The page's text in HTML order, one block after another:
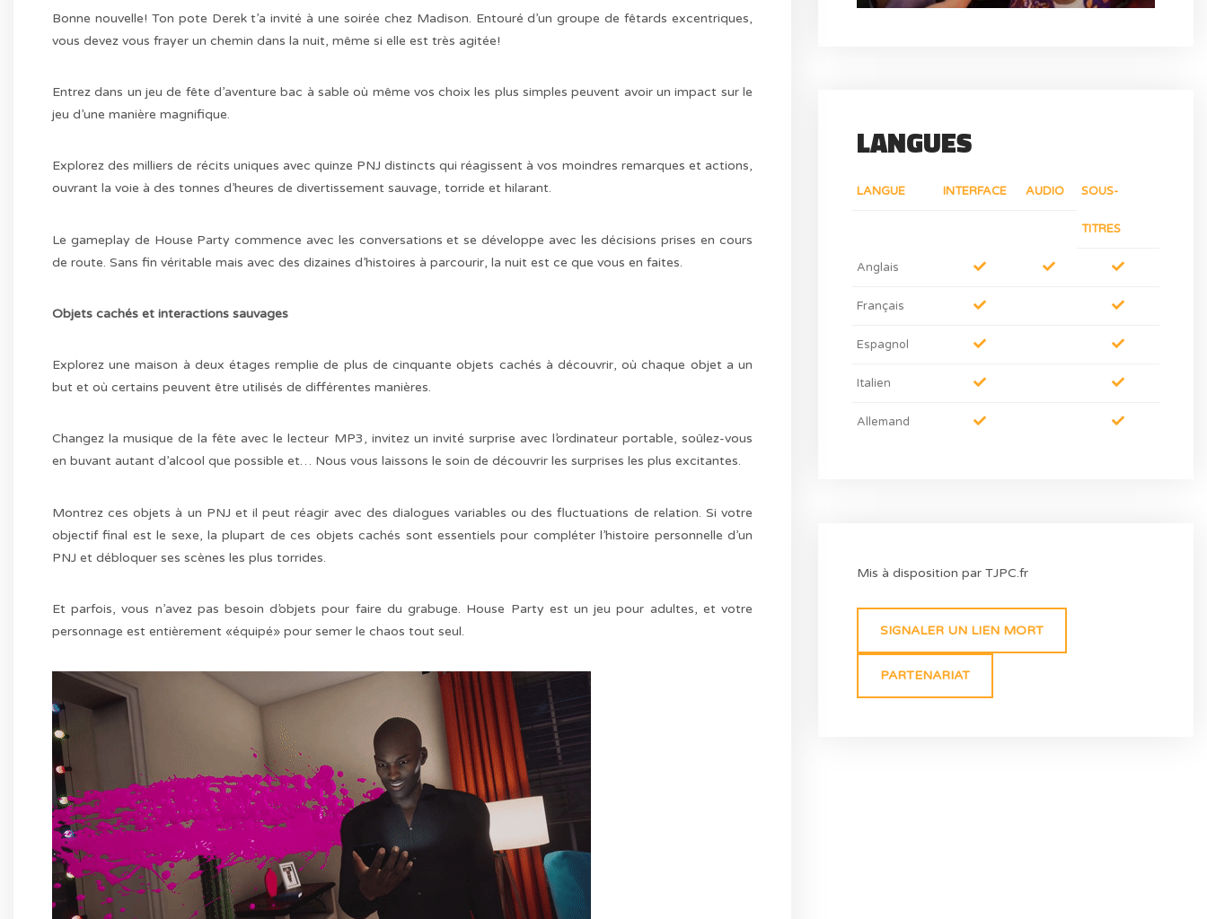
Bonne nouvelle! Ton pote Derek t’a invité à une soirée chez Madison. Entouré d’un groupe de fêtards excentriques,
vous devez vous frayer un chemin dans la nuit, même si elle est très agitée!
Entrez dans un jeu de fête d’aventure bac à sable où même vos choix les plus simples peuvent avoir un impact sur le
jeu d’une manière magnifique.
Explorez des milliers de récits uniques avec quinze PNJ distincts qui réagissent à vos moindres remarques et actions,
ouvrant la voie à des tonnes d’heures de divertissement sauvage, torride et hilarant.
Le gameplay de House Party commence avec les conversations et se développe avec les décisions prises en cours
de route. Sans fin véritable mais avec des dizaines d’histoires à parcourir, la nuit est ce que vous en faites.
Objets cachés et interactions sauvages
Explorez une maison à deux étages remplie de plus de cinquante objets cachés à découvrir, où chaque objet a un
but et où certains peuvent être utilisés de différentes manières.
Changez la musique de la fête avec le lecteur MP3, invitez un invité surprise avec l’ordinateur portable, soûlez-vous
en buvant autant d’alcool que possible et… Nous vous laissons le soin de découvrir les surprises les plus excitantes.
Montrez ces objets à un PNJ et il peut réagir avec des dialogues variables ou des fluctuations de relation. Si votre
objectif final est le sexe, la plupart de ces objets cachés sont essentiels pour compléter l’histoire personnelle d’un
PNJ et débloquer ses scènes les plus torrides.
Et parfois, vous n’avez pas besoin d’objets pour faire du grabuge. House Party est un jeu pour adultes, et votre
personnage est entièrement «équipé» pour semer le chaos tout seul.
LANGUES
LANGUE INTERFACE AUDIO SOUS-
TITRES
Anglais
Français
Espagnol
Italien
Allemand
Mis à disposition par TJPC.fr
SIGNALER UN LIEN MORT
PARTENARIAT